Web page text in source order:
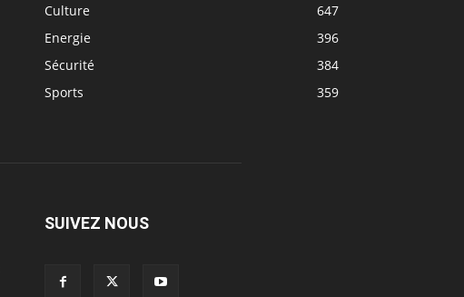
Culture
647
Energie
396
Sécurité
384
Sports
359
SUIVEZ NOUS